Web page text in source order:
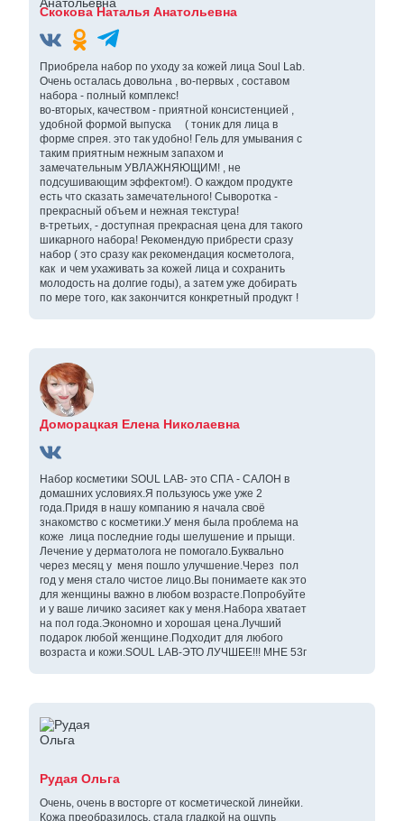
Скокова Наталья Анатольевна
Приобрела набор по уходу за кожей лица Soul Lab.
Очень осталась довольна , во-первых , составом
набора - полный комплекс!
во-вторых, качеством - приятной консистенцией ,
удобной формой выпуска ( тоник для лица в
форме спрея. это так удобно! Гель для умывания с
таким приятным нежным запахом и
замечательным УВЛАЖНЯЮЩИМ! , не
подсушивающим эффектом!). О каждом продукте
есть что сказать замечательного! Сыворотка -
прекрасный объем и нежная текстура!
в-третьих, - доступная прекрасная цена для такого
шикарного набора! Рекомендую прибрести сразу
набор ( это сразу как рекомендация косметолога,
как и чем ухаживать за кожей лица и сохранить
молодость на долгие годы), а затем уже добирать
по мере того, как закончится конкретный продукт !
Доморацкая Елена Николаевна
Набор косметики SOUL LAB- это СПА - САЛОН в
домашних условиях.Я пользуюсь уже уже 2
года.Придя в нашу компанию я начала своё
знакомство с косметики.У меня была проблема на
коже лица последние годы шелушение и прыщи.
Лечение у дерматолога не помогало.Буквально
через месяц у меня пошло улучшение.Через пол
год у меня стало чистое лицо.Вы понимаете как это
для женщины важно в любом возрасте.Попробуйте
и у ваше личико засияет как у меня.Набора хватает
на пол года.Экономно и хорошая цена.Лучший
подарок любой женщине.Подходит для любого
возраста и кожи.SOUL LAB-ЭТО ЛУЧШЕЕ!!! МНЕ 53г
Рудая Ольга
Очень, очень в восторге от косметической линейки.
Кожа преобразилось, стала гладкой на ощупь